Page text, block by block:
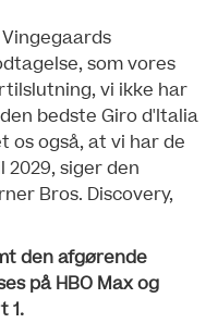
som vores
vi ikke har
bedste Giro d'Italia
os også, at vi har de
siger den
Bros. Discovery,
den afgørende
på HBO Max og
1.